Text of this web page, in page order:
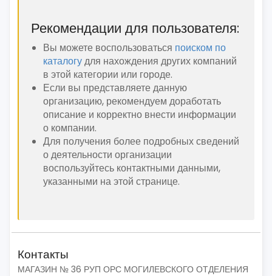
Рекомендации для пользователя:
Вы можете воспользоваться поиском по
каталогудля нахождения других компаний
в этой категории или городе.
Если вы представляете данную
организацию, рекомендуем доработать
описание и корректно внести информации
о компании.
Для получения более подробных сведений
о деятельности организации
воспользуйтесь контактными данными,
указанными на этой странице.
Контакты
МАГАЗИН № 36 РУП ОРС МОГИЛЕВСКОГО ОТДЕЛЕНИЯ